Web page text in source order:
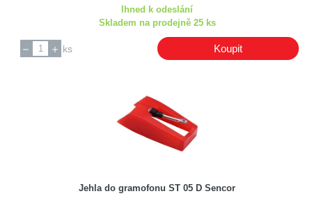
Ihned k odeslání
Skladem na prodejně 25 ks
ks Koupit
Jehla do gramofonu ST 05 D Sencor